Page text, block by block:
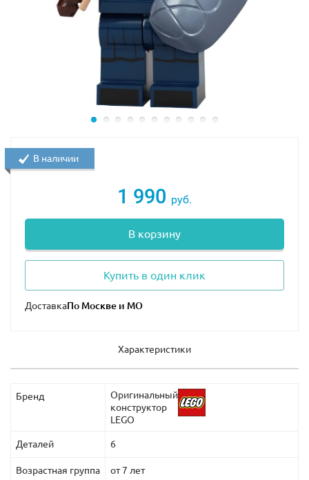
1 990 руб.
В корзину
Купить в один клик
Доставка
В наличии
Характеристики
Бренд
Оригинальный
конструктор
LEGO
Деталей 6
Возрастная группа от 7 лет